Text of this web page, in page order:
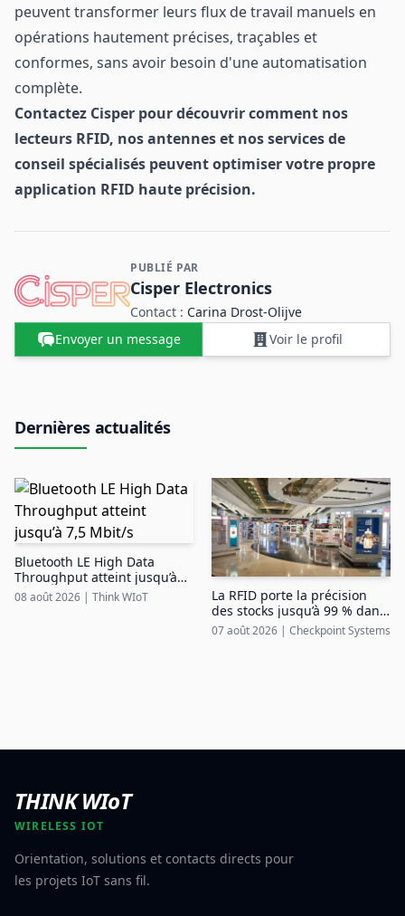
peuvent transformer leurs flux de travail manuels en
opérations hautement précises, traçables et
conformes, sans avoir besoin d'une automatisation
complète.
Contactez Cisper pour découvrir comment nos
lecteurs RFID, nos antennes et nos services de
conseil spécialisés peuvent optimiser votre propre
application RFID haute précision.
Contact et informations sur l'entreprise
PUBLIÉ PAR
Cisper Electronics
Contact : Carina ​Drost‑Olijve
Envoyer un message
Voir le profil
Dernières actualités
Bluetooth LE High Data
Throughput atteint jusqu’à
7,5 Mbit/s
08 août 2026 | Think WIoT
La RFID porte la précision
des stocks jusqu’à 99 % dans
le duty free aéroportuaire
07 août 2026 | Checkpoint Systems
THINK WIoT
WIRELESS IOT
Orientation, solutions et contacts directs pour
les projets IoT sans fil.